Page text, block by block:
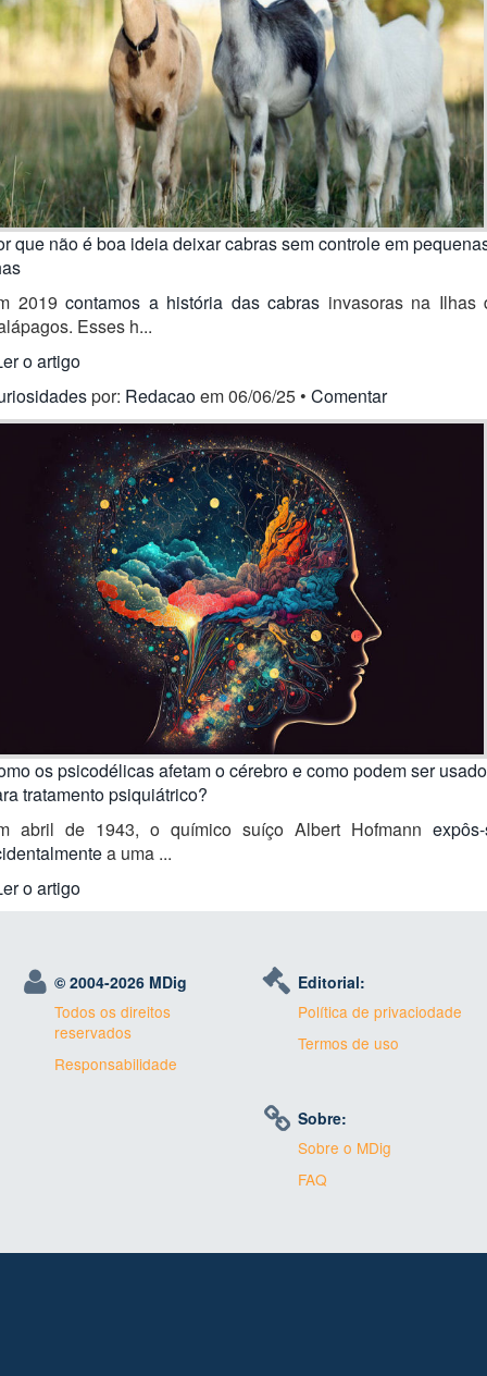
que não é boa ideia deixar cabras sem controle em
2019 contamos a história das cabras invasoras na Ilhas
Esses h...
o artigo
por: Redacaoem 06/06/25 • Comentar
os psicodélicas afetam o cérebro e como podem ser
tratamento psiquiátrico?
abril de 1943, o químico suíço Albert Hofmann
a uma ...
o artigo
© 2004-2026 MDig
Todos os direitos
reservados
Responsabilidade
Editorial:
Política de privaciodade
Termos de uso
Sobre:
Sobre o MDig
FAQ